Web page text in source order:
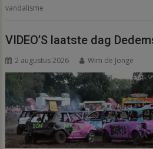
vandalisme
VIDEO’S laatste dag
2 augustus 2026 Wim de Jonge